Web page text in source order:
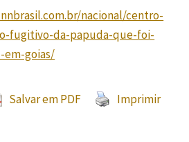
nacional/centro-
fugitivo-da-papuda-que-foi-
goias/
Salvar em PDF Imprimir